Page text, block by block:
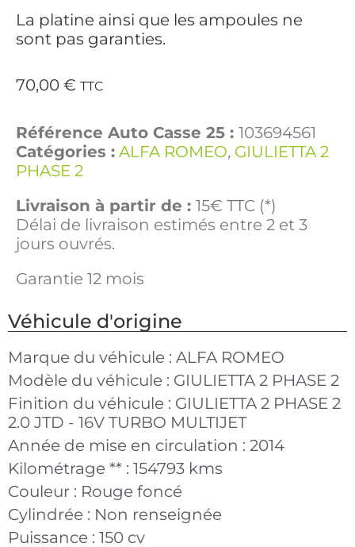
La platine ainsi que les ampoules ne
sont pas garanties.
70,00 € TTC
Référence Auto Casse 25 : 103694561
Catégories : ALFA ROMEO, GIULIETTA 2
PHASE 2
Livraison à partir de : 15€ TTC (*)
Délai de livraison estimés entre 2 et 3
jours ouvrés.
Garantie 12 mois
Véhicule d'origine
Marque du véhicule : ALFA ROMEO
Modèle du véhicule : GIULIETTA 2 PHASE 2
Finition du véhicule : GIULIETTA 2 PHASE 2
2.0 JTD - 16V TURBO MULTIJET
Année de mise en circulation : 2014
Kilométrage ** : 154793 kms
Couleur : Rouge foncé
Cylindrée : Non renseignée
Puissance : 150 cv